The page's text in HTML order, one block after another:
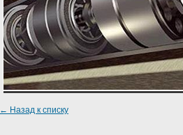
← Назад к списку